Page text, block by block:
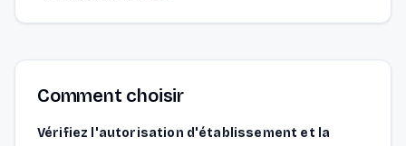
Comment choisir
Vérifiez l'autorisation d'établissement et la